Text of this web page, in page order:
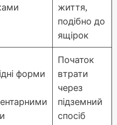
життя,
подібно до
ящірок
форми
Початок
втрати
через
підземний
спосіб